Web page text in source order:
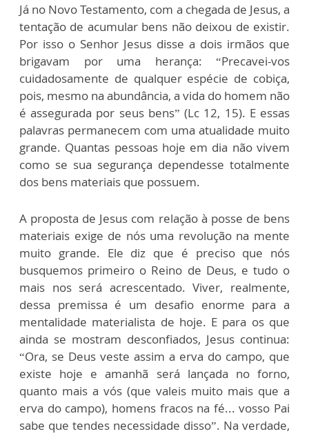
Já no Novo Testamento, com a chegada de Jesus, a
tentação de acumular bens não deixou de existir.
Por isso o Senhor Jesus disse a dois irmãos que
brigavam por uma herança: “Precavei-vos
cuidadosamente de qualquer espécie de cobiça,
pois, mesmo na abundância, a vida do homem não
é assegurada por seus bens” (Lc 12, 15). E essas
palavras permanecem com uma atualidade muito
grande. Quantas pessoas hoje em dia não vivem
como se sua segurança dependesse totalmente
dos bens materiais que possuem.
A proposta de Jesus com relação à posse de bens
materiais exige de nós uma revolução na mente
muito grande. Ele diz que é preciso que nós
busquemos primeiro o Reino de Deus, e tudo o
mais nos será acrescentado. Viver, realmente,
dessa premissa é um desafio enorme para a
mentalidade materialista de hoje. E para os que
ainda se mostram desconfiados, Jesus continua:
“Ora, se Deus veste assim a erva do campo, que
existe hoje e amanhã será lançada no forno,
quanto mais a vós (que valeis muito mais que a
erva do campo), homens fracos na fé... vosso Pai
sabe que tendes necessidade disso”. Na verdade,